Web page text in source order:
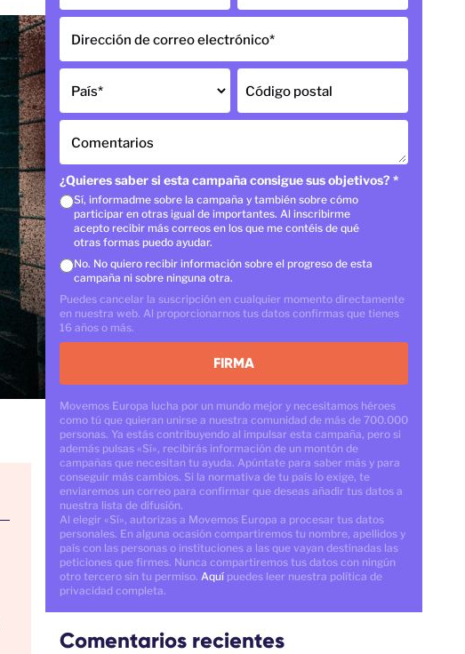
Dirección de correo electrónico*
País* Código postal
Comentarios
¿Quieres saber si esta campaña consigue sus objetivos? *
Sí, informadme sobre la campaña y también sobre cómo
participar en otras igual de importantes. Al inscribirme
acepto recibir más correos en los que me contéis de qué
otras formas puedo ayudar.
No. No quiero recibir información sobre el progreso de esta
campaña ni sobre ninguna otra.
Puedes cancelar la suscripción en cualquier momento directamente
en nuestra web. Al proporcionarnos tus datos confirmas que tienes
16 años o más.
FIRMA
Movemos Europa lucha por un mundo mejor y necesitamos héroes
como tú que quieran unirse a nuestra comunidad de más de 700.000
personas. Ya estás contribuyendo al impulsar esta campaña, pero si
además pulsas «Sí», recibirás información de un montón de
campañas que necesitan tu ayuda. Apúntate para saber más y para
conseguir más cambios. Si la normativa de tu país lo exige, te
enviaremos un correo para confirmar que deseas añadir tus datos a
nuestra lista de difusión.
Al elegir «Sí», autorizas a Movemos Europa a procesar tus datos
personales. En alguna ocasión compartiremos tu nombre, apellidos y
país con las personas o instituciones a las que vayan destinadas las
peticiones que firmes. Nunca compartiremos tus datos con ningún
otro tercero sin tu permiso. Aquípuedes leer nuestra política de
privacidad completa.
Comentarios recientes